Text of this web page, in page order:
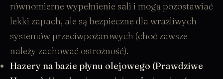
równomierne wypełnienie sali i mogą pozostawiać
lekki zapach, ale są bezpieczne dla wrażliwych
systemów przeciwpożarowych (choć zawsze
należy zachować ostrożność).
Hazery na bazie płynu olejowego (Prawdziwe